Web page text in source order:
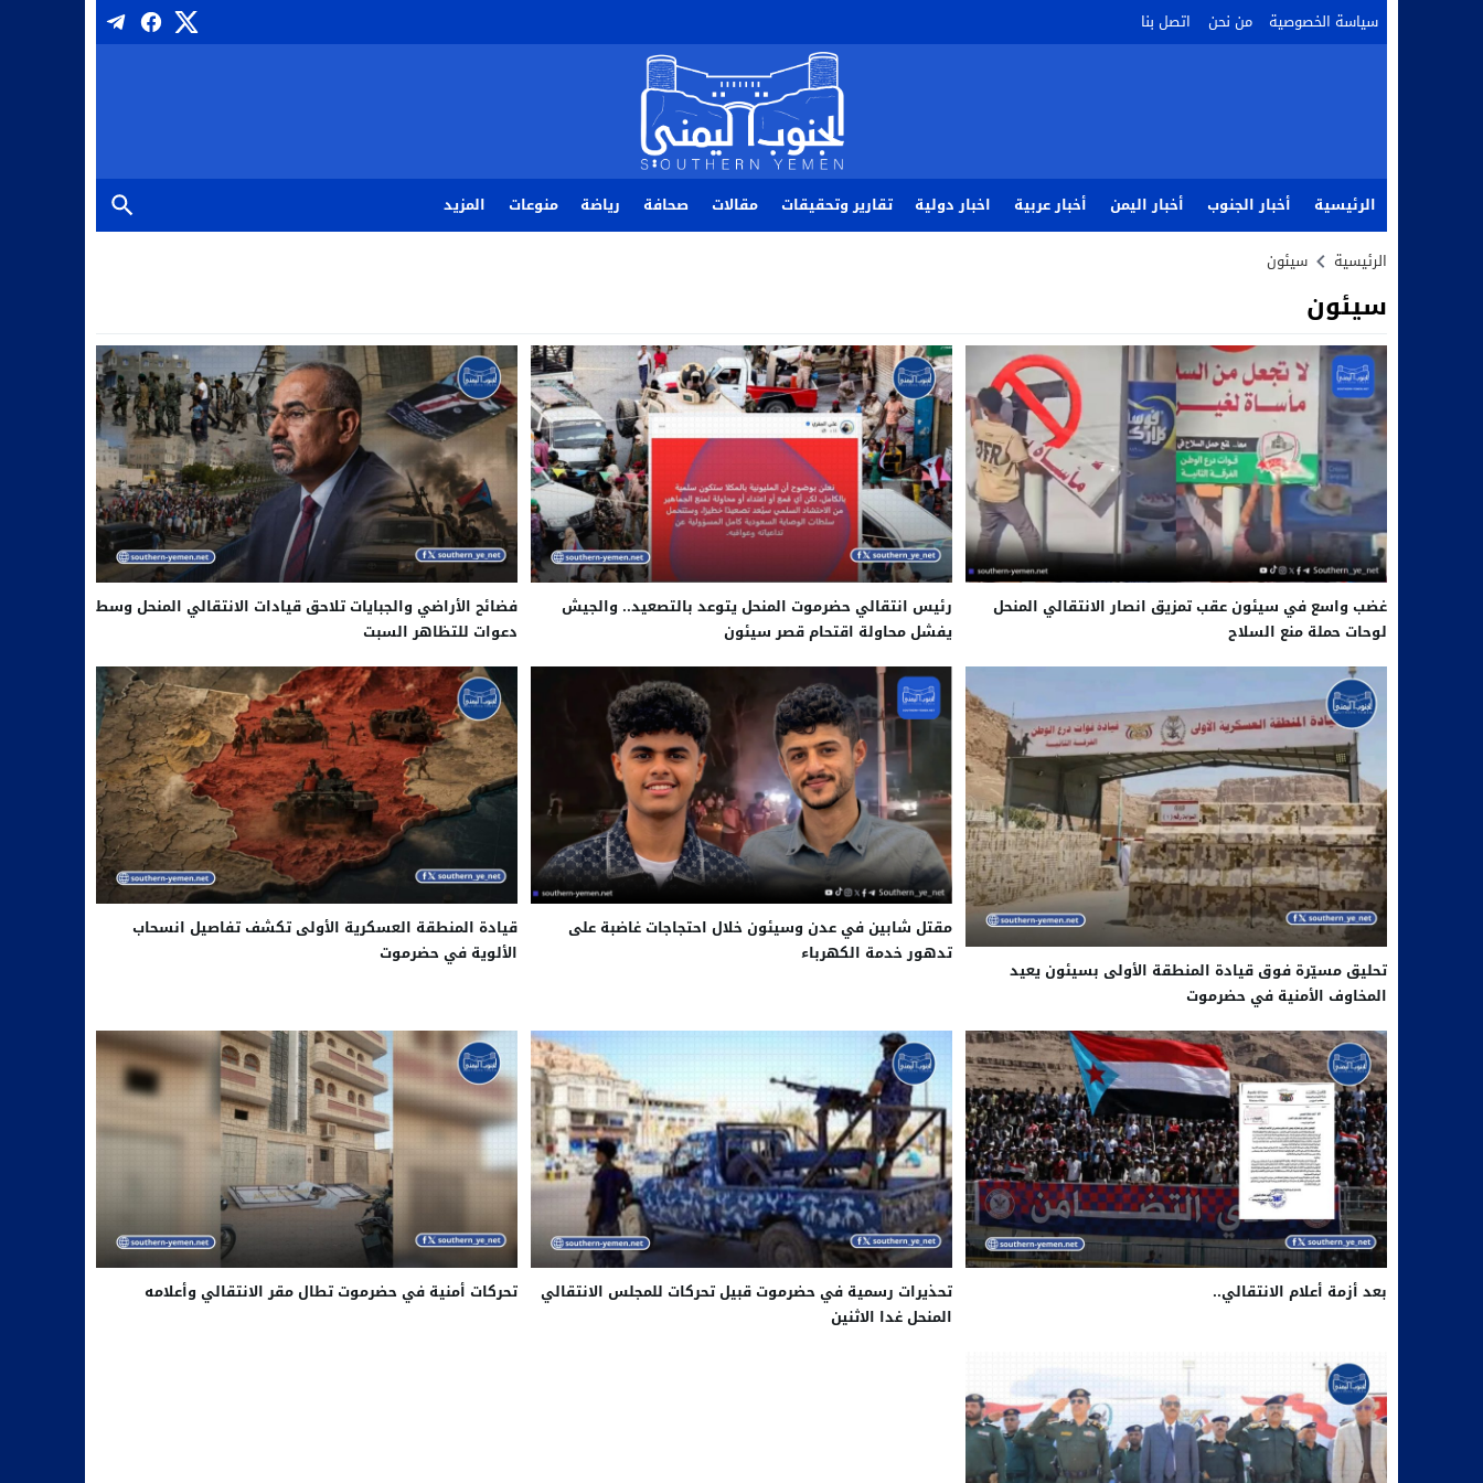
سياسة الخصوصية من نحن اتصل بنا
الرئيسية أخبار الجنوب أخبار اليمن أخبار عربية اخبار دولية تقارير وتحقيقات مقالات صحافة رياضة منوعات المزيد
الرئيسية سيئون
سيئون
غضب واسع في سيئون عقب تمزيق انصار الانتقالي المنحل
لوحات حملة منع السلاح
رئيس انتقالي حضرموت المنحل يتوعد بالتصعيد.. والجيش
يفشل محاولة اقتحام قصر سيئون
فضائح الأراضي والجبايات تلاحق قيادات الانتقالي المنحل وسط
دعوات للتظاهر السبت
تحليق مسيّرة فوق قيادة المنطقة الأولى بسيئون يعيد
المخاوف الأمنية في حضرموت
مقتل شابين في عدن وسيئون خلال احتجاجات غاضبة على
تدهور خدمة الكهرباء
قيادة المنطقة العسكرية الأولى تكشف تفاصيل انسحاب
الألوية في حضرموت
بعد أزمة أعلام الانتقالي..
تحذيرات رسمية في حضرموت قبيل تحركات للمجلس الانتقالي
المنحل غدا الاثنين
تحركات أمنية في حضرموت تطال مقر الانتقالي وأعلامه